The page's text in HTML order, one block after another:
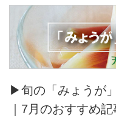
▶旬の「みょうが
｜7月のおすすめ記